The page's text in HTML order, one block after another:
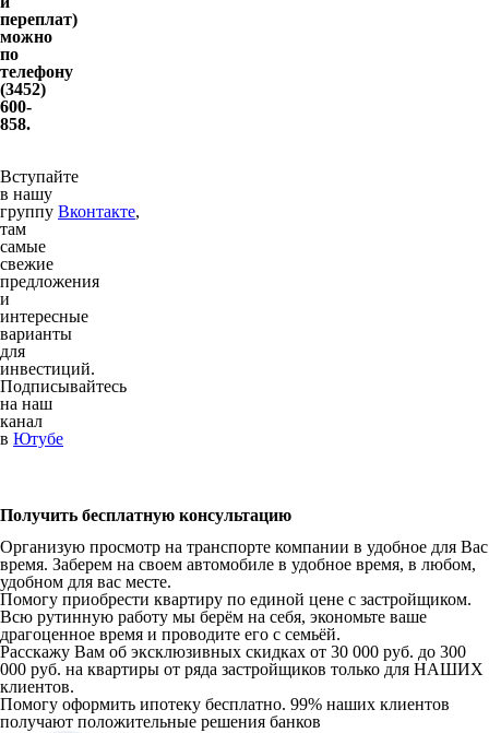
переплат)
можно
по
телефону
(3452)
600-
858.
Вступайте
в нашу
группу Вконтакте,
там
самые
свежие
предложения
и
интересные
варианты
для
инвестиций.
Подписывайтесь
на наш
канал
в Ютубе
Получить бесплатную консультацию
Организую просмотр на транспорте компании в удобное для Вас
время. Заберем на своем автомобиле в удобное время, в любом,
удобном для вас месте.
Помогу приобрести квартиру по единой цене с застройщиком.
Всю рутинную работу мы берём на себя, экономьте ваше
драгоценное время и проводите его с семьёй.
Расскажу Вам об эксклюзивных скидках от 30 000 руб. до 300
000 руб. на квартиры от ряда застройщиков только для НАШИХ
клиентов.
Помогу оформить ипотеку бесплатно. 99% наших клиентов
получают положительные решения банков